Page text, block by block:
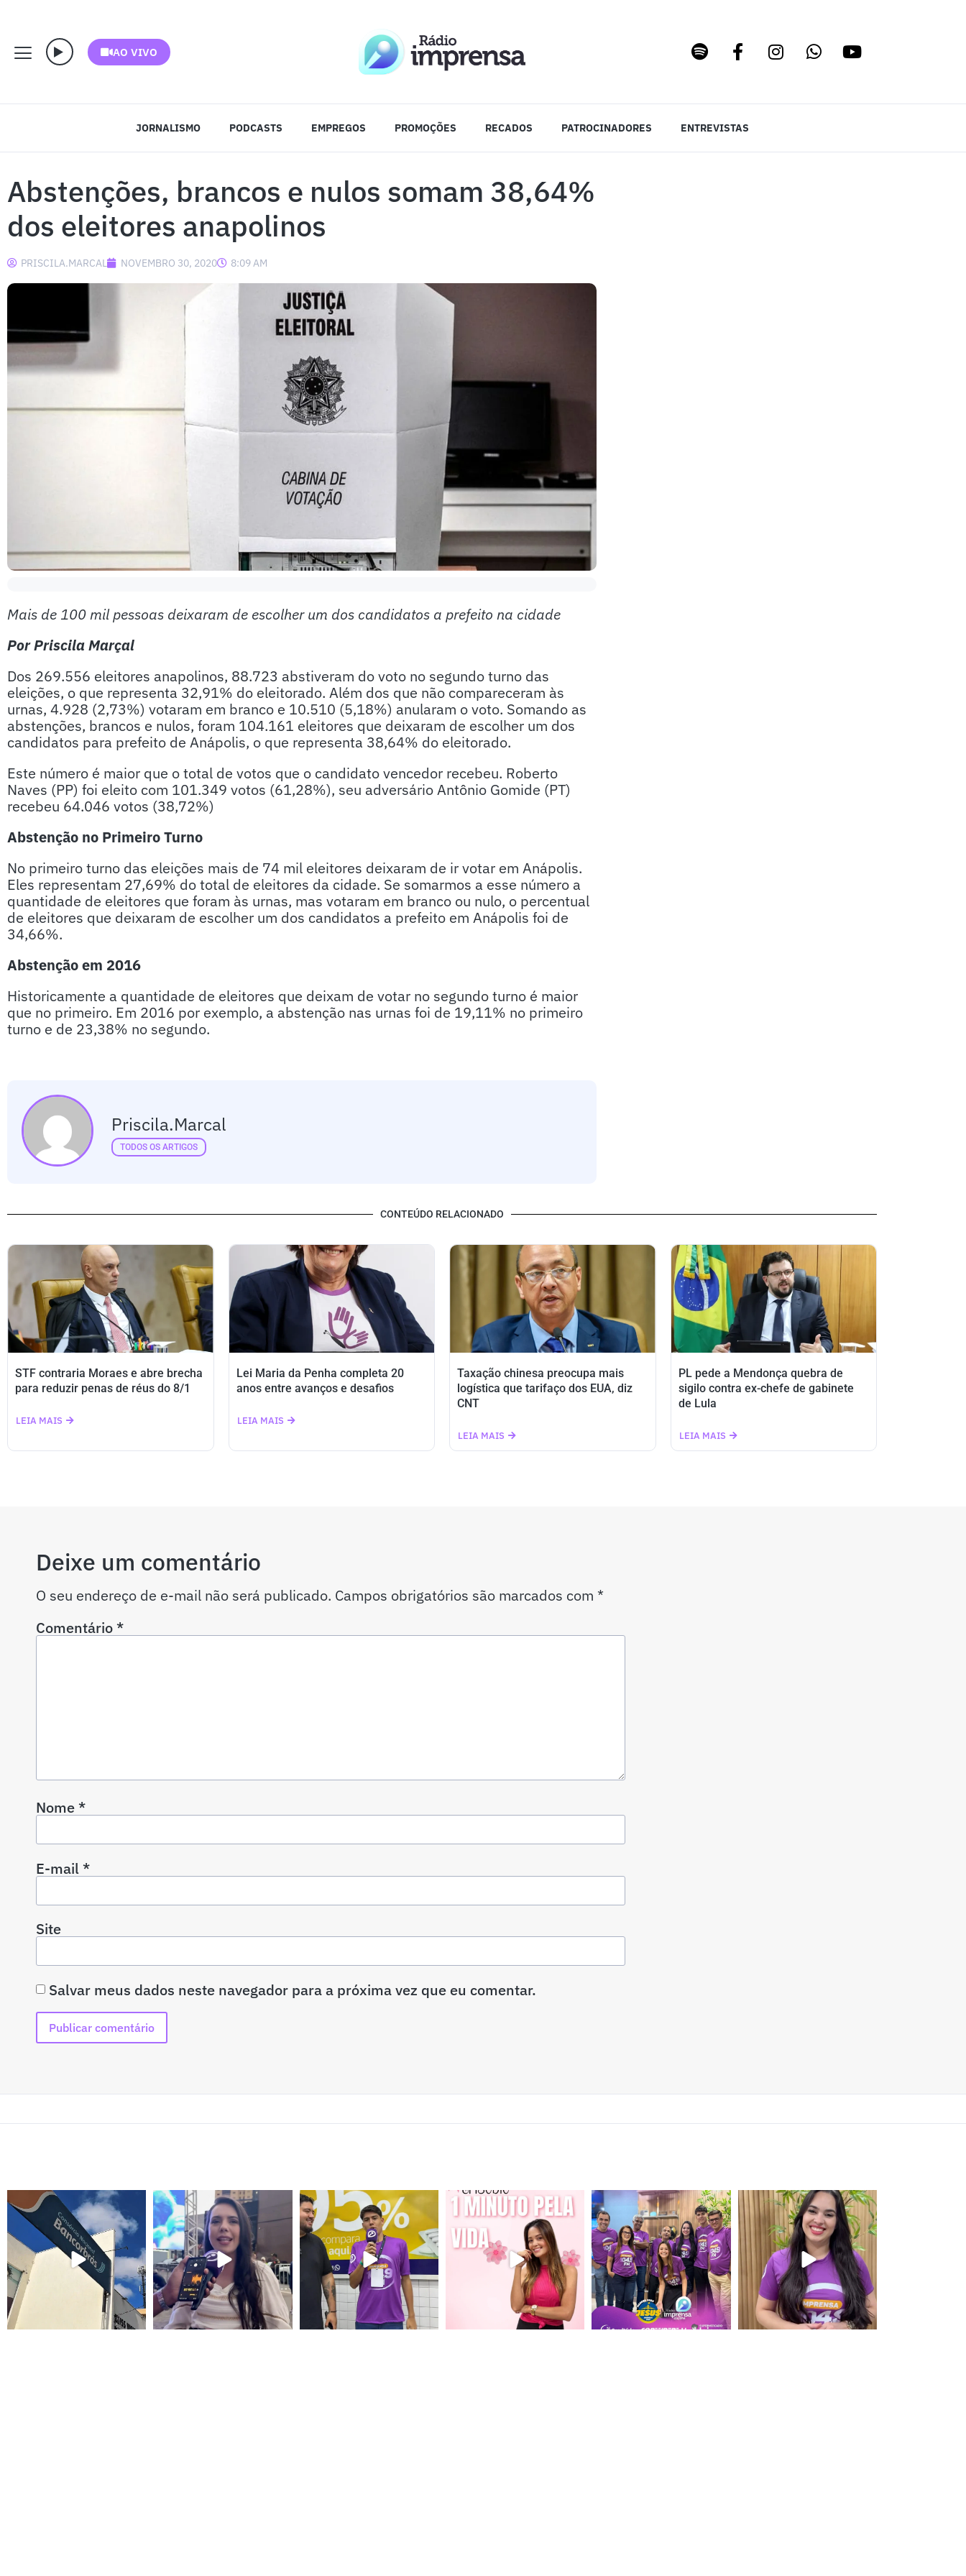
AO VIVO
JORNALISMO PODCASTS EMPREGOS PROMOÇÕES RECADOS PATROCINADORES ENTREVISTAS
Abstenções, brancos e nulos somam 38,64%
dos eleitores anapolinos
PRISCILA.MARCAL NOVEMBRO 30, 2020 8:09 AM
Mais de 100 mil pessoas deixaram de escolher um dos candidatos a prefeito na cidade
Por Priscila Marçal
Dos 269.556 eleitores anapolinos, 88.723 abstiveram do voto no segundo turno das
eleições, o que representa 32,91% do eleitorado. Além dos que não compareceram às
urnas, 4.928 (2,73%) votaram em branco e 10.510 (5,18%) anularam o voto. Somando as
abstenções, brancos e nulos, foram 104.161 eleitores que deixaram de escolher um dos
candidatos para prefeito de Anápolis, o que representa 38,64% do eleitorado.
Este número é maior que o total de votos que o candidato vencedor recebeu. Roberto
Naves (PP) foi eleito com 101.349 votos (61,28%), seu adversário Antônio Gomide (PT)
recebeu 64.046 votos (38,72%)
Abstenção no Primeiro Turno
No primeiro turno das eleições mais de 74 mil eleitores deixaram de ir votar em Anápolis.
Eles representam 27,69% do total de eleitores da cidade. Se somarmos a esse número a
quantidade de eleitores que foram às urnas, mas votaram em branco ou nulo, o percentual
de eleitores que deixaram de escolher um dos candidatos a prefeito em Anápolis foi de
34,66%.
Abstenção em 2016
Historicamente a quantidade de eleitores que deixam de votar no segundo turno é maior
que no primeiro. Em 2016 por exemplo, a abstenção nas urnas foi de 19,11% no primeiro
turno e de 23,38% no segundo.
Priscila.marcal
TODOS OS ARTIGOS
CONTEÚDO RELACIONADO
STF contraria Moraes e abre brecha
para reduzir penas de réus do 8/1
LEIA MAIS
Lei Maria da Penha completa 20
anos entre avanços e desafios
LEIA MAIS
Taxação chinesa preocupa mais
logística que tarifaço dos EUA, diz
CNT
LEIA MAIS
PL pede a Mendonça quebra de
sigilo contra ex-chefe de gabinete
de Lula
LEIA MAIS
Deixe um comentário
O seu endereço de e-mail não será publicado. Campos obrigatórios são marcados com *
Comentário*
Nome*
E-mail*
Site
Salvar meus dados neste navegador para a próxima vez que eu comentar.